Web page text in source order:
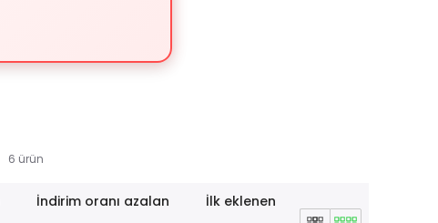
6 ürün
İndirim oranı azalan İlk eklenen